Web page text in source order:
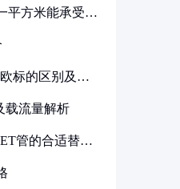
平方米能承受多
标的区别及其
载流量解析
管的合适替代